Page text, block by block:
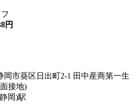
円
岡市葵区日出町2-1 田中産商第一生
接地)
岡)駅